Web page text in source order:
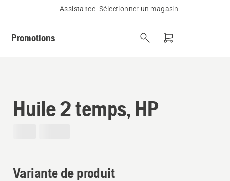
Assistance Sélectionner un magasin
Promotions
Huile 2 temps, HP
Variante de produit